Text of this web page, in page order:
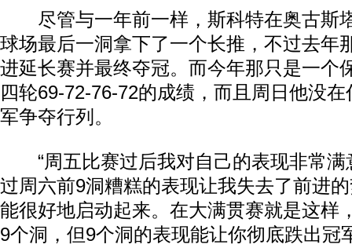
尽管与一年前一样，斯科特在奥古斯
球场最后一洞拿下了一个长推，不过去年
进延长赛并最终夺冠。而今年那只是一个
四轮69-72-76-72的成绩，而且周日他没
军争夺行列。
“周五比赛过后我对自己的表现非常满
过周六前9洞糟糕的表现让我失去了前进
能很好地启动起来。在大满贯赛就是这样
9个洞，但9个洞的表现能让你彻底跌出冠